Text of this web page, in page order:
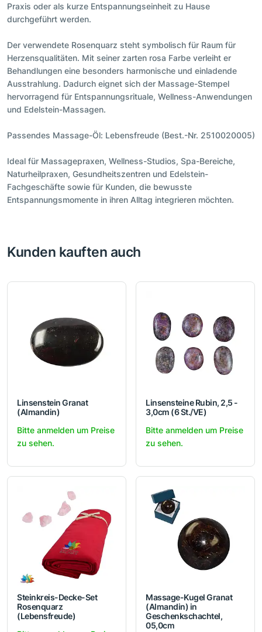
Praxis oder als kurze Entspannungseinheit zu Hause
durchgeführt werden.
Der verwendete Rosenquarz steht symbolisch für Raum für
Herzensqualitäten. Mit seiner zarten rosa Farbe verleiht er
Behandlungen eine besonders harmonische und einladende
Ausstrahlung. Dadurch eignet sich der Massage-Stempel
hervorragend für Entspannungsrituale, Wellness-Anwendungen
und Edelstein-Massagen.
Passendes Massage-Öl: Lebensfreude (Best.-Nr. 2510020005)
Ideal für Massagepraxen, Wellness-Studios, Spa-Bereiche,
Naturheilpraxen, Gesundheitszentren und Edelstein-
Fachgeschäfte sowie für Kunden, die bewusste
Entspannungsmomente in ihren Alltag integrieren möchten.
Kunden kauften auch
Linsenstein Granat
(Almandin)
Bitte anmelden um Preise
zu sehen.
Linsensteine Rubin, 2,5 -
3,0cm (6 St./VE)
Bitte anmelden um Preise
zu sehen.
Steinkreis-Decke-Set
Rosenquarz
(Lebensfreude)
Massage-Kugel Granat
(Almandin) in
Geschenkschachtel,
05,0cm